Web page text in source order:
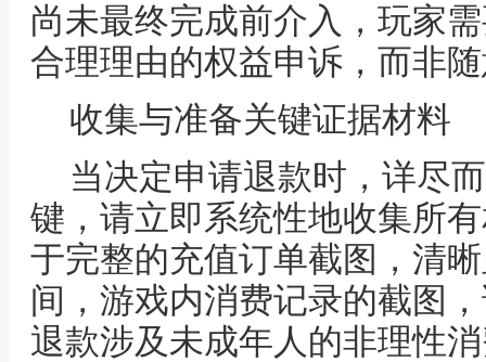
尚未最终完成前介入，玩家
合理理由的权益申诉，而非
收集与准备关键证据材料
当决定申请退款时，详尽
键，请立即系统性地收集所
于完整的充值订单截图，清
间，游戏内消费记录的截图
退款涉及未成年人的非理性